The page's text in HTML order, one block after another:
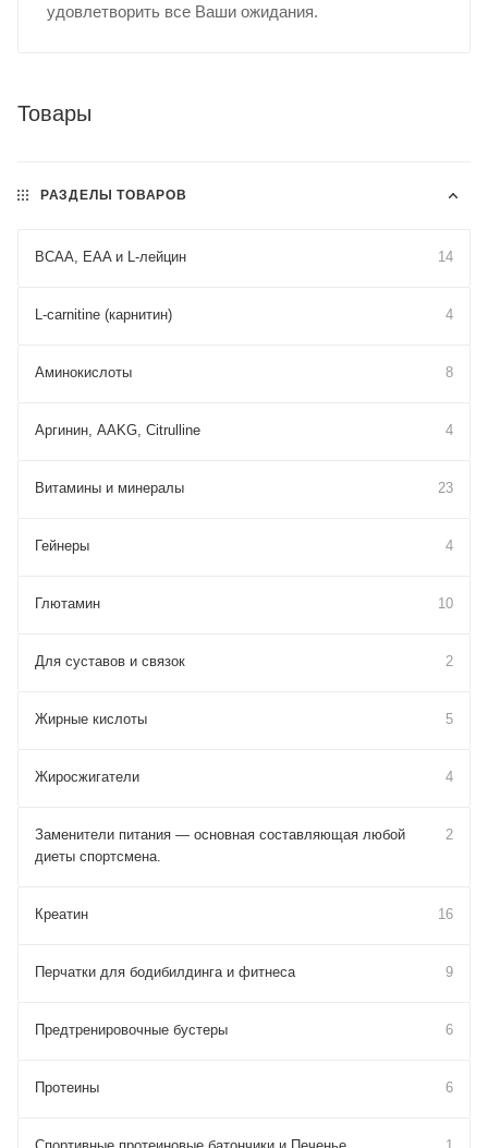
удовлетворить все Ваши ожидания.
Товары
РАЗДЕЛЫ ТОВАРОВ
BCAA, EAA и L-лейцин 14
L-carnitine (карнитин) 4
Аминокислоты 8
Аргинин, AAKG, Citrulline 4
Витамины и минералы 23
Гейнеры 4
Глютамин 10
Для cуставов и связок 2
Жирные кислоты 5
Жиросжигатели 4
Заменители питания — основная составляющая любой
диеты спортсмена.
2
Креатин 16
Перчатки для бодибилдинга и фитнеса 9
Предтренировочные бустеры 6
Протеины 6